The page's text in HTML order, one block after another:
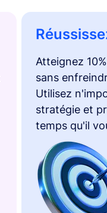
Atteignez
sans
Utilisez
stratégie et
temps qu'il